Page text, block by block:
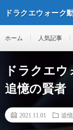
ドラクエウォーク
ホーム 人気記事
ドラクエ
追憶の賢者
2021.11.01 追憶